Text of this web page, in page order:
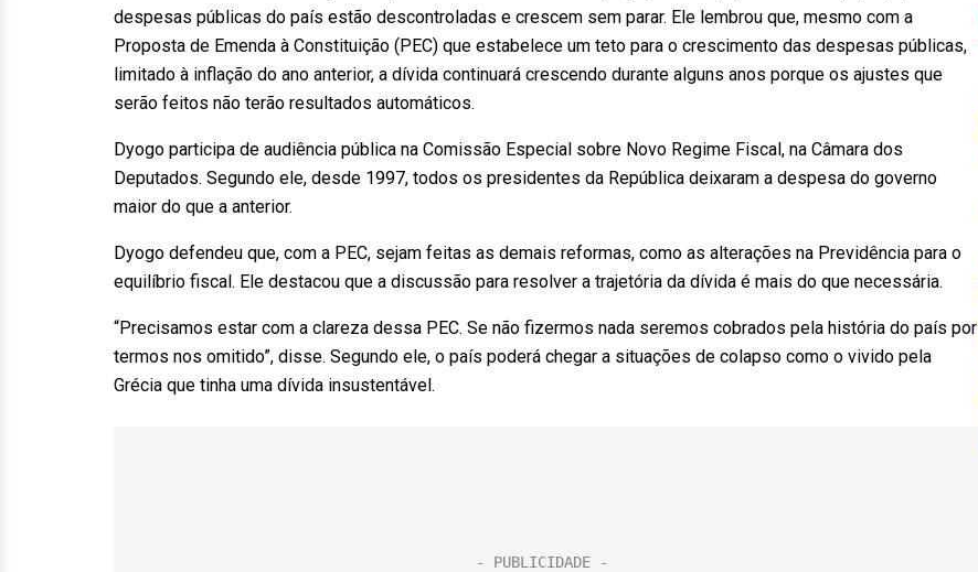
despesas públicas do país estão descontroladas e crescem sem parar. Ele lembrou que, mesmo com a
Proposta de Emenda à Constituição (PEC) que estabelece um teto para o crescimento das despesas públicas,
limitado à inflação do ano anterior, a dívida continuará crescendo durante alguns anos porque os ajustes que
serão feitos não terão resultados automáticos.
Dyogo participa de audiência pública na Comissão Especial sobre Novo Regime Fiscal, na Câmara dos
Deputados. Segundo ele, desde 1997, todos os presidentes da República deixaram a despesa do governo
maior do que a anterior.
Dyogo defendeu que, com a PEC, sejam feitas as demais reformas, como as alterações na Previdência para o
equilíbrio fiscal. Ele destacou que a discussão para resolver a trajetória da dívida é mais do que necessária.
“Precisamos estar com a clareza dessa PEC. Se não fizermos nada seremos cobrados pela história do país por
termos nos omitido”, disse. Segundo ele, o país poderá chegar a situações de colapso como o vivido pela
Grécia que tinha uma dívida insustentável.